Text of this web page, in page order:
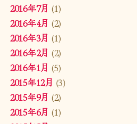
2016年7月 (1)
2016年4月 (2)
2016年3月 (1)
2016年2月 (2)
2016年1月 (5)
2015年12月 (3)
2015年9月 (2)
2015年6月 (1)